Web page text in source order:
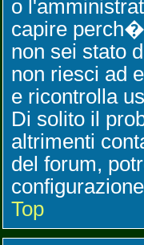
o
capire
non sei stato
non riesci ad
e ricontrolla
Di solito il
altrimenti
del forum,
Top